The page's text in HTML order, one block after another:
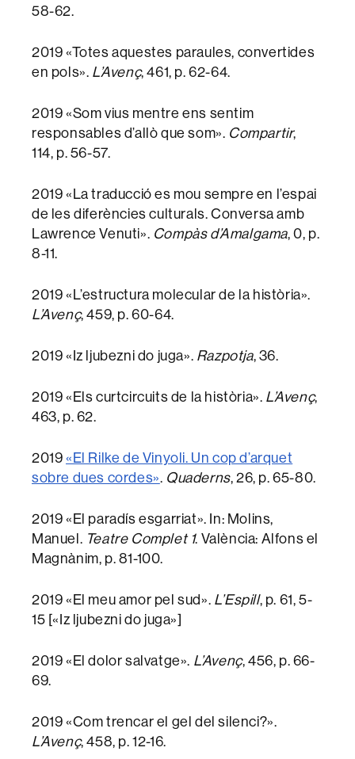
58-62.
2019 «Totes aquestes paraules, convertides
en pols». L’Avenç, 461, p. 62-64.
2019 «Som vius mentre ens sentim
responsables d’allò que som». Compartir,
114, p. 56-57.
2019 «La traducció es mou sempre en l’espai
de les diferències culturals. Conversa amb
Lawrence Venuti». Compàs d’Amalgama, 0, p.
8-11.
2019 «L’estructura molecular de la història».
L’Avenç, 459, p. 60-64.
2019 «Iz ljubezni do juga». Razpotja, 36.
2019 «Els curtcircuits de la història». L’Avenç,
463, p. 62.
2019 «El Rilke de Vinyoli. Un cop d’arquet
sobre dues cordes». Quaderns, 26, p. 65-80.
2019 «El paradís esgarriat». In: Molins,
Manuel. Teatre Complet 1. València: Alfons el
Magnànim, p. 81-100.
2019 «El meu amor pel sud». L’Espill, p. 61, 5-
15 [«Iz ljubezni do juga»]
2019 «El dolor salvatge». L’Avenç, 456, p. 66-
69.
2019 «Com trencar el gel del silenci?».
L’Avenç, 458, p. 12-16.